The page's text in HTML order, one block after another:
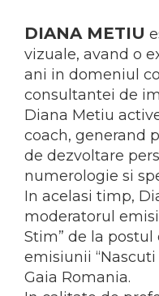
ȘTIINȚE ECONOMICE
ȘTIINȚE EXACTE
EDUCAȚIE FIZICĂ ȘI
PREUNIVERSITARIA
TIMP LIBER
ÎN CURS DE APARIȚIE
NOUTĂȚI
PACHETE DE STUDIU
PROMOȚIILE LUNII
ULTIMELE EXEMPLARE
Livrare
Politica de Retur
Formular de Retur
Distribuitori
DIANA METIU
vizuale, avand o
ani in domeniul
consultantei de
Diana Metiu
coach, generand
de dezvoltare
numerologie si
In acelasi timp,
moderatorul
Stim” de la postul
emisiunii
Gaia Romania.